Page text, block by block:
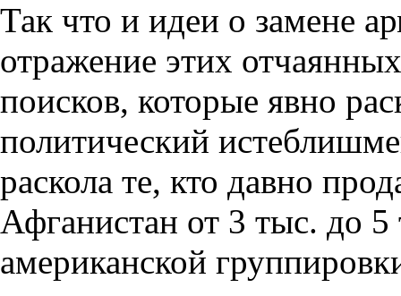
Так что и идеи о замене
отражение этих
поисков, которые явно
политический
раскола те, кто давно
Афганистан от 3 тыс. до 5
американской